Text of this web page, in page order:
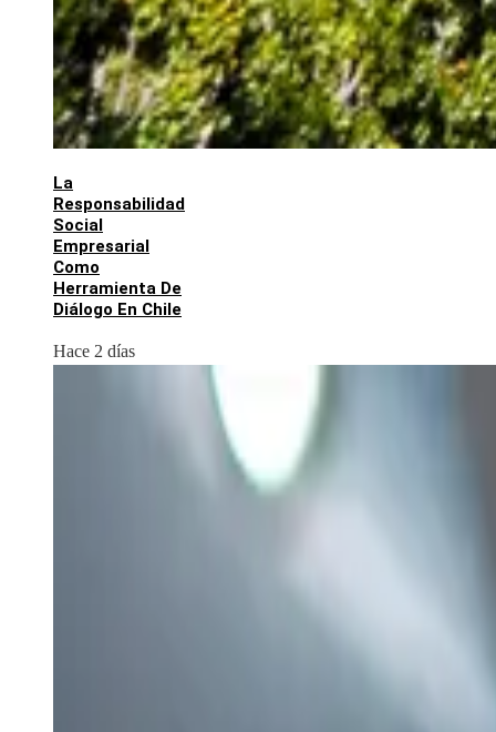
La
Responsabilidad
Social
Empresarial
Como
Herramienta De
Diálogo En Chile
Hace 2 días